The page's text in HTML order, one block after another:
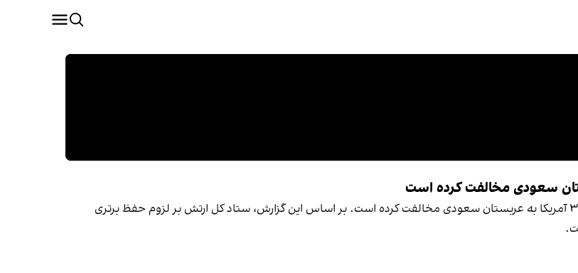
وبسایت وای‌نت گزارش داد ارتش اسرائیل با فروش جنگنده‌های اف-۳۵ آمریکا به عربستان سعودی مخالفت کرده است. بر اساس این گزارش، ستاد کل ارتش بر لزوم حفظ برتری